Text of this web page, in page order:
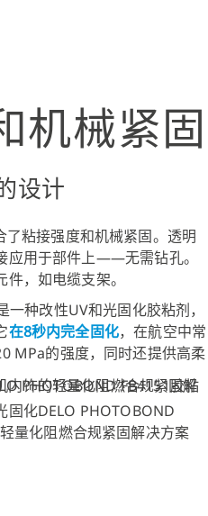
机械紧固
设计
了粘接强度和机械紧固。透明
应用于部件上——无需钻孔。
，如电缆支架。
一种改性UV和光固化胶粘剂，
在8秒内完全固化，在航空中常
MPa的强度，同时还提供高柔
固化DELO PHOTOBOND
量化阻燃合规紧固解决方案